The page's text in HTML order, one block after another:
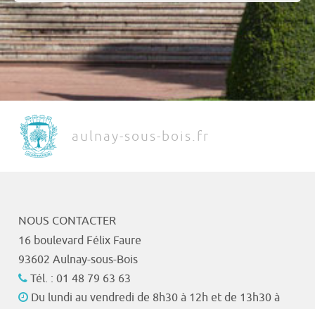
aulnay-sous-bois.fr
NOUS CONTACTER
16 boulevard Félix Faure
93602 Aulnay-sous-Bois
Tél. : 01 48 79 63 63
Du lundi au vendredi de 8h30 à 12h et de 13h30 à